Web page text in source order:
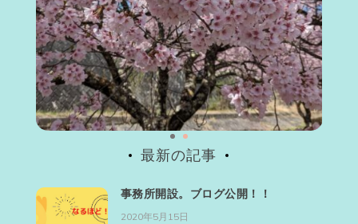
最新の記事
事務所開設。ブログ公開！！
2020年5月15日